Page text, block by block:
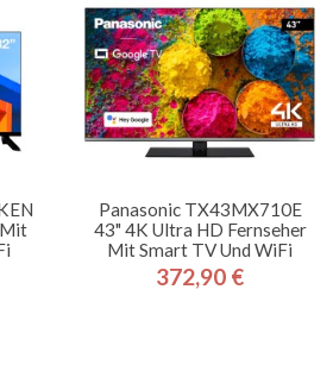
Panasonic TX43MX710E
43" 4K Ultra HD Fernseher
Mit Smart TV Und WiFi
Preis
372,90 €